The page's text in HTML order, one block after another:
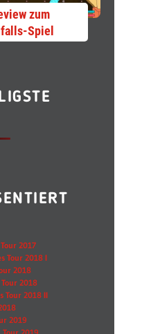
zum
Spiel
2017
Tour 2018 I
2018
2018
Tour 2018 II
2019